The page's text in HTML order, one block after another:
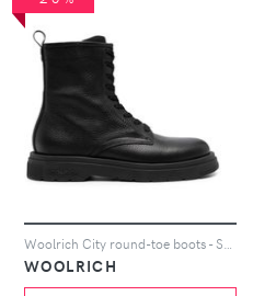
WOOLRICH